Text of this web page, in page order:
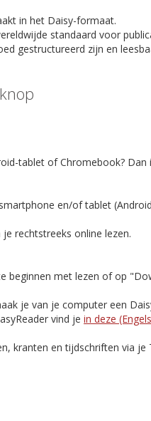
in het Daisy-formaat.
standaard voor
gestructureerd zijn en
tablet of Chromebook?
en/of tablet
rechtstreeks online lezen.
beginnen met lezen of op
je van je computer een
vind je in deze
kranten en tijdschriften via je